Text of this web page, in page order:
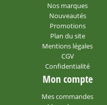
Nos marques
Nouveautés
Promotions
Plan du site
Mentions légales
CGV
Confidentialité
Mon compte
Mes commandes